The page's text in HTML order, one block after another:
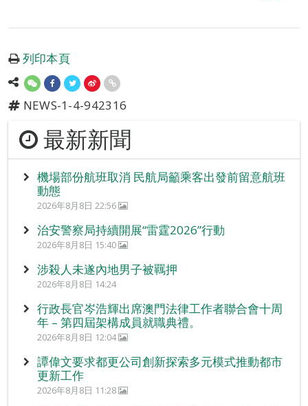
列印本頁
NEWS-1-4-942316
最新新聞
機場部份航班取消 民航局籲乘客出發前留意航班
動態
2026年8月8日 22:56
治安警察局持續開展“雷霆2026”行動
2026年8月8日 15:40
涉殺人未遂內地男子被羈押
2026年8月8日 14:24
行政長官岑浩輝出席澳門法律工作者聯合會十周
年 – 第四屆架構成員就職典禮。
2026年8月8日 12:04
譚偉文要求都更公司創新探索多元模式推動都市
更新工作
2026年8月8日 11:28